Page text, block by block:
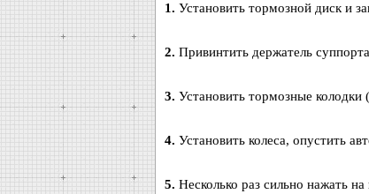
1. Установить тормозной диск и
2. Привинтить держатель
3. Установить тормозные колодки
4. Установить колеса, опустить
5. Несколько раз сильно нажать